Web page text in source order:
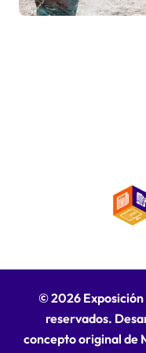
© 2026 Exposición
reservados.
concepto original de